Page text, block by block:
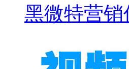
黑微特营销